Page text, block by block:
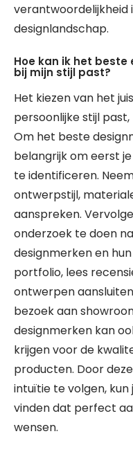
verantwoordelijkheid
designlandschap.
Hoe kan ik het
bij mijn stijl past?
Het kiezen van het
persoonlijke stijl
Om het beste
belangrijk om eerst
te identificeren.
ontwerpstijl,
aanspreken.
onderzoek te doen
designmerken en
portfolio, lees
ontwerpen aansluiten
bezoek aan
designmerken kan
krijgen voor de
producten. Door
intuïtie te volgen,
vinden dat perfect
wensen.